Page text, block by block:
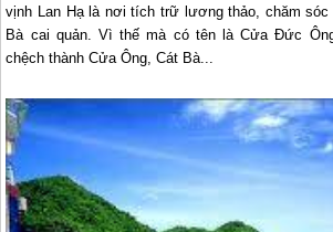
vịnh Lan Hạ là nơi tích trữ lương thảo, chăm
Bà cai quản. Vì thế mà có tên là Cửa Ðức
chệch thành Cửa Ông, Cát Bà...